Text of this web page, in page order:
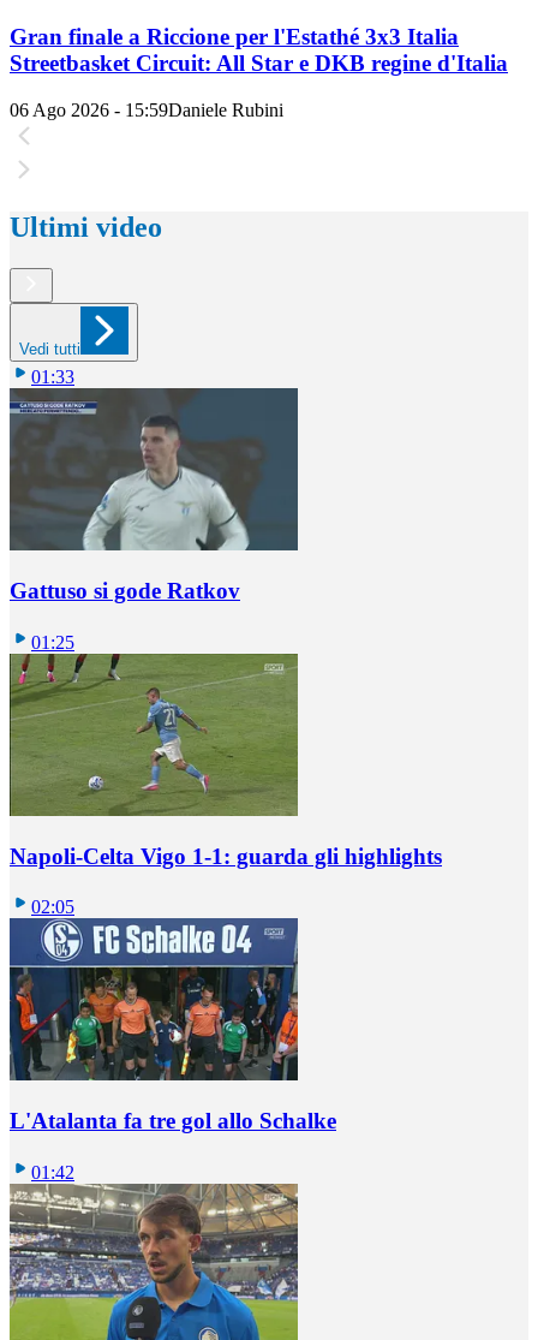
Gran finale a Riccione per l'Estathé 3x3 Italia
Streetbasket Circuit: All Star e DKB regine d'Italia
06 Ago 2026 - 15:59Daniele Rubini
Ultimi video
Vedi tutti
01:33
Gattuso si gode Ratkov
01:25
Napoli-Celta Vigo 1-1: guarda gli highlights
02:05
L'Atalanta fa tre gol allo Schalke
01:42